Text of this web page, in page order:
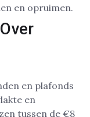
en opruimen.
en plafonds
en
tussen de €8